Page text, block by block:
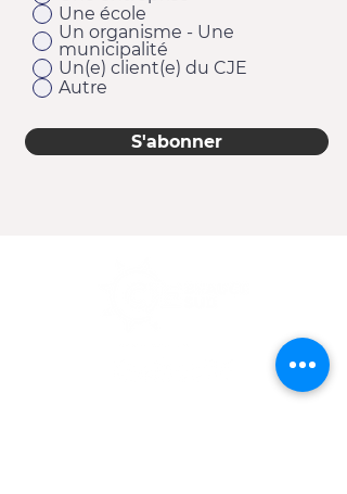
Une école
Un organisme - Une
municipalité
Un(e) client(e) du CJE
Autre
S'abonner